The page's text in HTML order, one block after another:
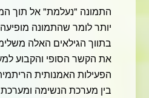
התמונה "נעלמת" אל תוך
יותר לומר שהתמונה
בתווך הגילאים האלה
את הקשר הסופי והקבוע
הפעילות האמנותית